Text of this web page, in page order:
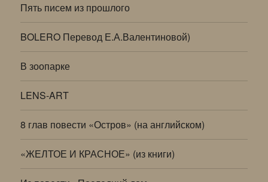
Пять писем из прошлого
BOLERO Перевод Е.А.Валентиновой)
В зоопарке
LENS-ART
8 глав повести «Остров» (на английском)
«ЖЕЛТОЕ И КРАСНОЕ» (из книги)